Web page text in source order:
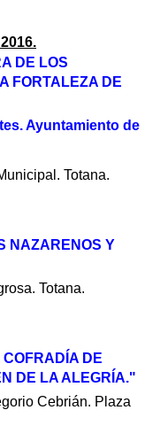
DE LOS
FORTALEZA DE
Ayuntamiento de
Totana.
NAZARENOS Y
Totana.
DE
DE LA ALEGRÍA."
Cebrián. Plaza